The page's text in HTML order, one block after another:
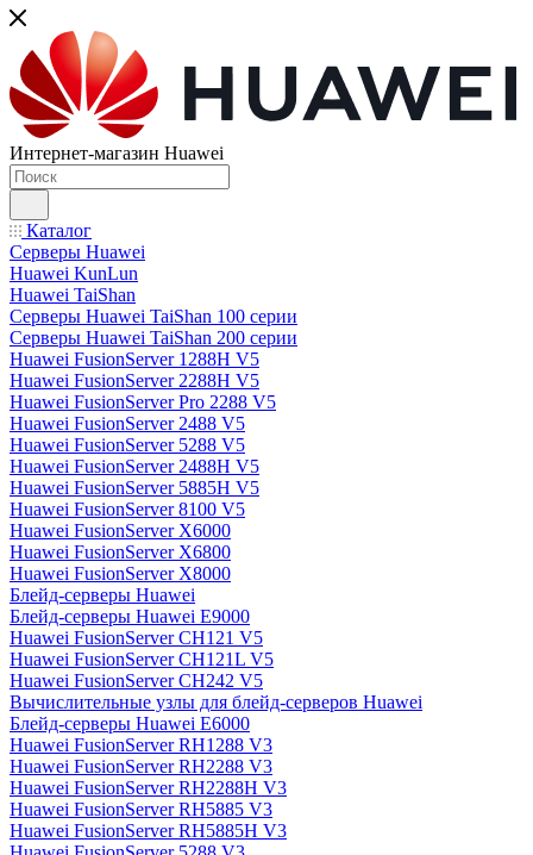
Интернет-магазин Huawei
Каталог
Серверы Huawei
Huawei KunLun
Huawei TaiShan
Серверы Huawei TaiShan 100 серии
Серверы Huawei TaiShan 200 серии
Huawei FusionServer 1288H V5
Huawei FusionServer 2288H V5
Huawei FusionServer Pro 2288 V5
Huawei FusionServer 2488 V5
Huawei FusionServer 5288 V5
Huawei FusionServer 2488H V5
Huawei FusionServer 5885H V5
Huawei FusionServer 8100 V5
Huawei FusionServer X6000
Huawei FusionServer X6800
Huawei FusionServer X8000
Блейд-серверы Huawei
Блейд-серверы Huawei E9000
Huawei FusionServer CH121 V5
Huawei FusionServer CH121L V5
Huawei FusionServer CH242 V5
Вычислительные узлы для блейд-серверов Huawei
Блейд-серверы Huawei E6000
Huawei FusionServer RH1288 V3
Huawei FusionServer RH2288 V3
Huawei FusionServer RH2288H V3
Huawei FusionServer RH5885 V3
Huawei FusionServer RH5885H V3